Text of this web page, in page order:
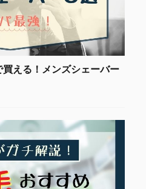
買える！メンズシェーバー